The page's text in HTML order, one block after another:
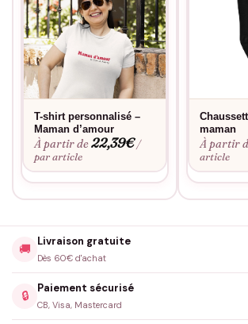
T-shirt personnalisé –
Maman d’amour
À partir de22,39€ /
par article
maman
À partir
article
🚚
Livraison gratuite
Dès 60€ d'achat
🔒
Paiement sécurisé
CB, Visa, Mastercard